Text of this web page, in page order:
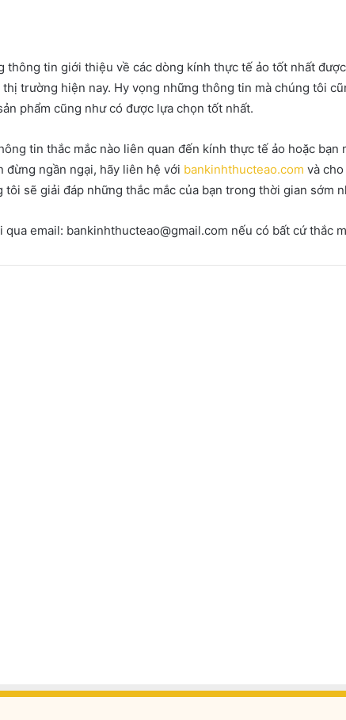
thông tin giới thiệu về các dòng kính thực tế ảo tốt nhất
trường hiện nay. Hy vọng những thông tin mà chúng tôi
phẩm cũng như có được lựa chọn tốt nhất.
tin thắc mắc nào liên quan đến kính thực tế ảo hoặc bạn
đừng ngần ngại, hãy liên hệ với bankinhthucteao.com và
tôi sẽ giải đáp những thắc mắc của bạn trong thời gian sớm
email: bankinhthucteao@gmail.com nếu có bất cứ thắc